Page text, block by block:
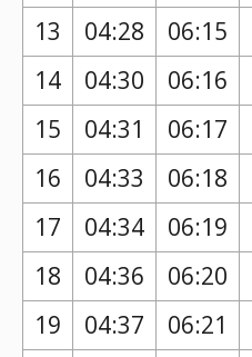
13 04:28 06:15
14
04:30 06:16
15
04:31 06:17
16
04:33 06:18
17
04:34 06:19
18
04:36 06:20
19
04:37 06:21